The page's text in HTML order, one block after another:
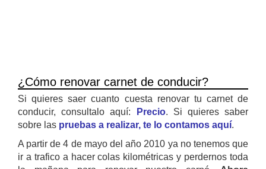
¿Cómo renovar carnet de conducir?
Si quieres saer cuanto cuesta renovar tu carnet de
conducir, consultalo aquí:
Precio. Si quieres saber
sobre las pruebas a realizar, te lo contamos aquí.
A partir de 4 de mayo del año 2010 ya no tenemos que
ir a trafico a hacer colas kilométricas y perdernos toda